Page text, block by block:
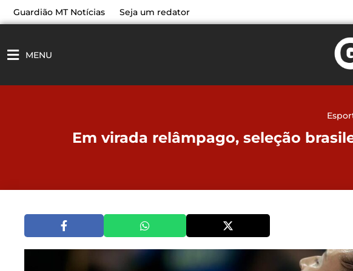
paraGuardião MT Notícias Seja um redator
MENU
Em virada relâmpago, seleção